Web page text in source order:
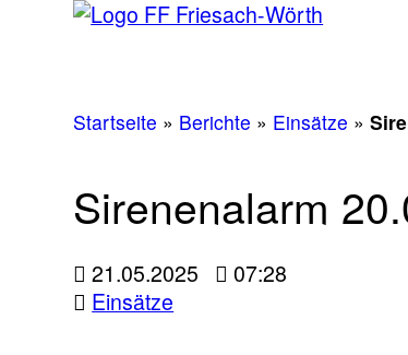
Startseite » Berichte » Einsätze »
Sirenenalarm
21.05.2025
07:28
Einsätze